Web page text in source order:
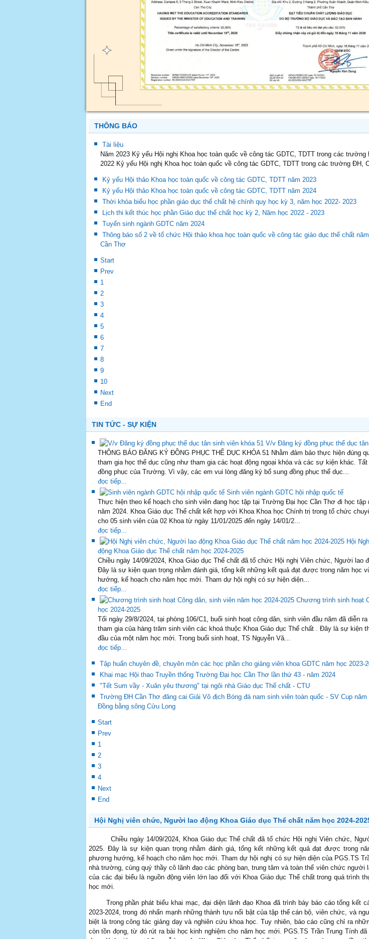
Tài liệu
Năm 2023 Kỷ yếu Hội nghị Khoa học toàn quốc về công tác GDTC, TDTT trong các trường
2022 Kỷ yếu Hội nghị Khoa học toàn quốc về công tác GDTC, TDTT trong các trường ĐH,
Kỷ yếu Hội thảo Khoa học toàn quốc về công tác GDTC, TDTT năm 2023
Kỷ yếu Hội thảo Khoa học toàn quốc về công tác GDTC, TDTT năm 2024
Thời khóa biểu học phần giáo dục thể chất hệ chính quy học kỳ 3, năm học 2022- 2023
Lịch thi kết thúc học phần Giáo dục thể chất học kỳ 2, Năm học 2022 - 2023
Tuyển sinh ngành GDTC năm 2024
Thông báo số 2 về tổ chức Hội thảo khoa học toàn quốc về công tác giáo dục thể chất
Cần Thơ
2
3
4
5
6
7
8
9
10
Next
End
TIN TỨC - SỰ KIỆN
V/v Đăng ký đồng phục thể dục
THÔNG BÁO ĐĂNG KÝ ĐỒNG PHỤC THỂ DỤC KHÓA 51 Nhằm đảm bảo thực hiện đúng
tham gia học thể dục cũng như tham gia các hoạt động ngoại khóa và các sự kiện khác. Tất
đồng phục của Trường. Vì vậy, các em vui lòng đăng ký bổ sung đồng phục thể dục...
đọc tiếp...
Sinh viên ngành GDTC hội nhập quốc tế
Thực hiện theo kế hoạch cho sinh viên đang học tập tại Trường Đại học Cần Thơ đi học tập
năm 2024. Khoa Giáo dục Thể chất kết hợp với Khoa Khoa học Chính trị trong tổ chức
cho 05 sinh viên của 02 Khoa từ ngày 11/01/2025 đến ngày 14/01/2...
động Khoa Giáo dục Thể chất năm học 2024-2025
Chiều ngày 14/09/2024, Khoa Giáo dục Thể chất đã tổ chức Hội nghị Viên chức, Người lao
Đây là sự kiện quan trọng nhằm đánh giá, tổng kết những kết quả đạt được trong năm học
hướng, kế hoạch cho năm học mới. Tham dự hội nghị có sự hiện diện...
học 2024-2025
Tối ngày 29/8/2024, tại phòng 106/C1, buổi sinh hoạt công dân, sinh viên đầu năm đã diễn ra
tham gia của hàng trăm sinh viên các khoá thuộc Khoa Giáo dục Thể chất . Đây là sự kiện
đầu của một năm học mới. Trong buổi sinh hoạt, TS Nguyễn Vă...
đọc tiếp...
Tập huấn chuyên đề, chuyên môn các học phần cho giảng viên khoa GDTC năm học 2023-
Khai mạc Hội thao Truyền thống Trường Đại học Cần Thơ lần thứ 43 - năm 2024
Trường ĐH Cần Thơ đăng cai Giải Vô địch Bóng đá nam sinh viên toàn quốc - SV Cup năm
Start
Prev
1
Next
End